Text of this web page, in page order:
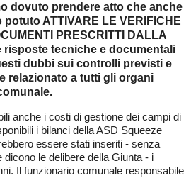
dovuto prendere atto che anche
ATTIVARE LE VERIFICHE
PRESCRITTI DALLA
risposte tecniche e documentali
dubbi sui controlli previsti e
relazionato a tutti gli organi
anche i costi di gestione dei campi di
i bilanci della ASD Squeeze
essere stati inseriti - senza
le delibere della Giunta - i
Il funzionario comunale responsabile